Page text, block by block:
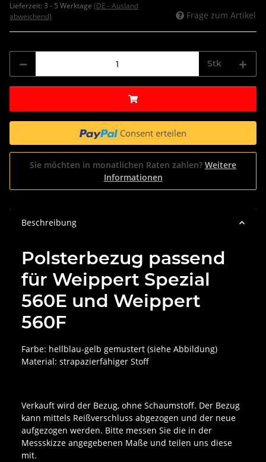
Lieferzeit: 3 - 5 Werktage (DE - Ausland
abweichend)
Frage zum Artikel
Stk
Consent erteilen
Sie möchten in monatlichen Raten zahlen? Weitere
Informationen
Beschreibung
Polsterbezug passend
für Weippert Spezial
560E und Weippert
560F
Farbe: hellblau-gelb gemustert (siehe Abbildung)
Material: strapazierfähiger Stoff
Verkauft wird der Bezug, ohne Schaumstoff. Der Bezug
kann mittels Reißverschluss abgezogen und der neue
aufgezogen werden. Bitte messen Sie die in der
Messskizze angegebenen Maße und teilen uns diese
mit.